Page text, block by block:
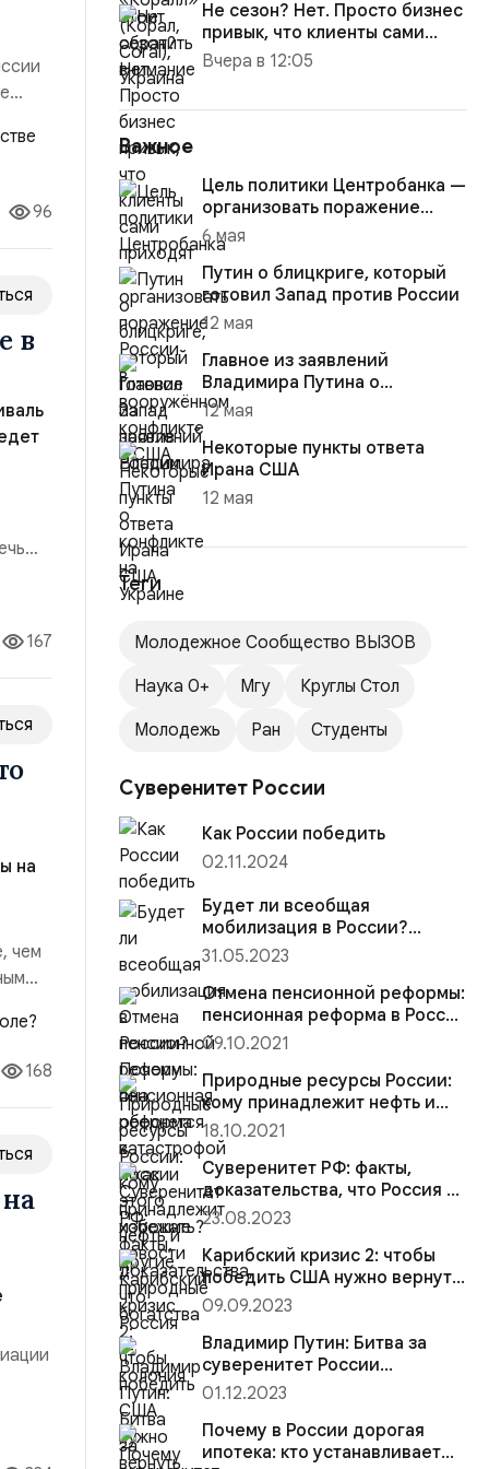
96
в
на
167
на
чем
168
Не сезон? Нет. Просто бизнес
привык, что клиенты сами
приходят
Вчера в 12:05
Важное
Цель политики Центробанка —
организовать поражение
России в вооружённом
конфликте с США
6 мая
Путин о блицкриге, который
готовил Запад против России
12 мая
Главное из заявлений
Владимира Путина о
конфликте на Украине
12 мая
Некоторые пункты ответа
Ирана США
12 мая
Теги
Молодежное Сообщество ВЫЗОВ
Наука 0+
Мгу
Круглы Стол
Молодежь
Ран Студенты
Суверенитет России
Как России победить
02.11.2024
Будет ли всеобщая
мобилизация в России?
Почему она обернется
избежать?
31.05.2023
Отмена пенсионной реформы:
пенсионная реформа в России
— хорошие новости
09.10.2021
Природные ресурсы России:
кому принадлежит нефть и
другие природные богатства
18.10.2021
Суверенитет РФ: факты,
доказательства, что Россия —
колония
23.08.2023
Карибский кризис 2: чтобы
победить США нужно вернуть
полётное задание и нацелить
на центры принятия решений
09.09.2023
Владимир Путин: Битва за
суверенитет России
продолжается
01.12.2023
Почему в России дорогая
ипотека: кто устанавливает